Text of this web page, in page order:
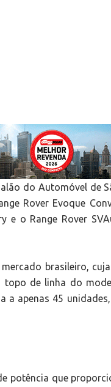
do Automóvel de
Rover Evoque
e o Range Rover
brasileiro,
topo de linha do
a apenas 45
potência que